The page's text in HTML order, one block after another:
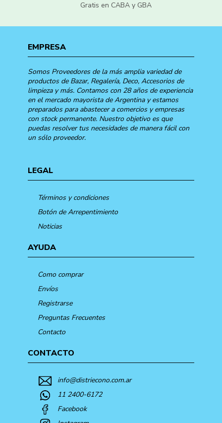
Gratis en CABA y GBA
EMPRESA
Somos Proveedores de la más amplia variedad de
productos de Bazar, Regalería, Deco, Accesorios de
limpieza y más. Contamos con 28 años de experiencia
en el mercado mayorista de Argentina y estamos
preparados para abastecer a comercios y empresas
con stock permanente. Nuestro objetivo es que
puedas resolver tus necesidades de manera fácil con
un sólo proveedor.
LEGAL
Términos y condiciones
Botón de Arrepentimiento
Noticias
AYUDA
Como comprar
Envíos
Registrarse
Preguntas Frecuentes
Contacto
CONTACTO
info@distriecono.com.ar
11 2400-6172
Facebook